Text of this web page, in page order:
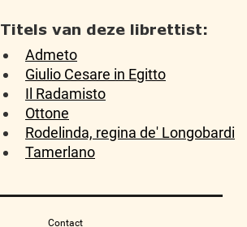
Titels van deze librettist:
Admeto
Giulio Cesare in Egitto
Il Radamisto
Ottone
Rodelinda, regina de' Longobardi
Tamerlano
Contact